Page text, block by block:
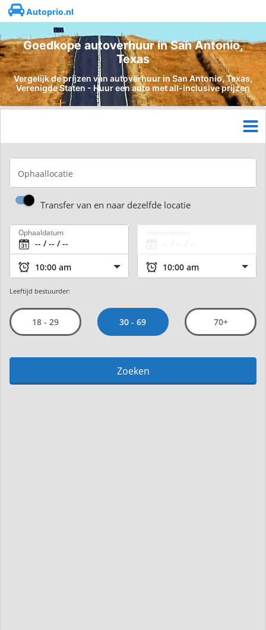
Autoprio.nl
Goedkope autoverhuur in San Antonio,
Texas
Vergelijk de prijzen van autoverhuur in San Antonio, Texas,
Verenigde Staten - Huur een auto met all-inclusive prijzen
Ophaallocatie
Transfer van en naar dezelfde locatie
Ophaaldatum
Leeftijd bestuurder:
18 - 29 30 - 69 70+
Zoeken